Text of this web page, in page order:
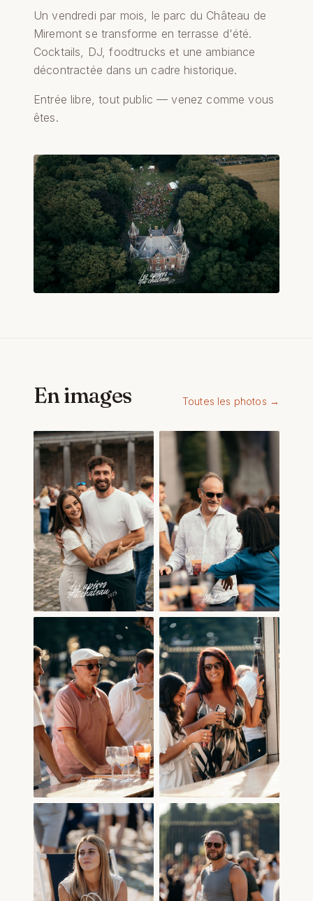
Un vendredi par mois, le parc du Château de
Miremont se transforme en terrasse d'été.
Cocktails, DJ, foodtrucks et une ambiance
décontractée dans un cadre historique.
Entrée libre, tout public — venez comme vous
êtes.
En images Toutes les photos →